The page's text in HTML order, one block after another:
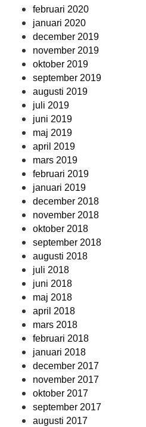
februari 2020
januari 2020
december 2019
november 2019
oktober 2019
september 2019
augusti 2019
juli 2019
juni 2019
maj 2019
april 2019
mars 2019
februari 2019
januari 2019
december 2018
november 2018
oktober 2018
september 2018
augusti 2018
juli 2018
juni 2018
maj 2018
april 2018
mars 2018
februari 2018
januari 2018
december 2017
november 2017
oktober 2017
september 2017
augusti 2017